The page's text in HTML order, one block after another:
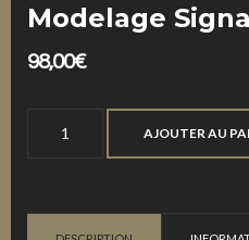
Modelage
98,00€
AJOUTER AU